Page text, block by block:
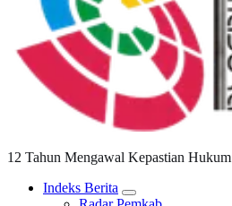
12 Tahun Mengawal Kepastian Hukum
Indeks Berita